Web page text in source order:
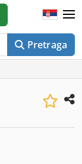
Pretraga